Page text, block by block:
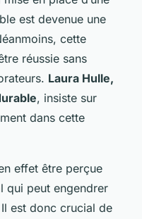
est devenue une
cette
réussie sans
Laura Hulle,
, insiste sur
dans cette
effet être perçue
qui peut engendrer
est donc crucial de